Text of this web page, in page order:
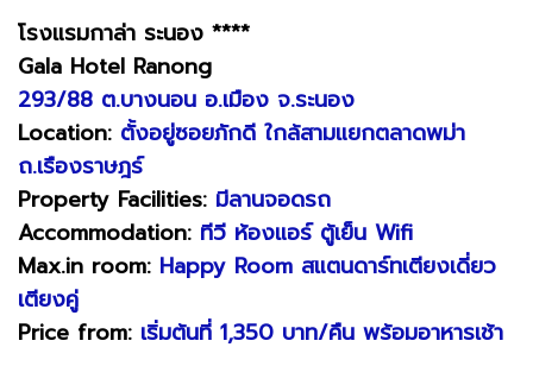
โรงแรมกาล่า ระนอง ****
Gala Hotel Ranong
293/88 ต.บางนอน อ.เมือง จ.ระนอง
Location: ตั้งอยู่ซอยภักดี ใกล้สามแยกตลาดพม่า
ถ.เรืองราษฎร์
Property Facilities: มีลานจอดรถ
Accommodation: ทีวี ห้องแอร์ ตู้เย็น Wifi
Max.in room: Happy Room สแตนดาร์ทเตียงเดี่ยว
เตียงคู่
Price from: เริ่มต้นที่ 1,350 บาท/คืน พร้อมอาหารเช้า